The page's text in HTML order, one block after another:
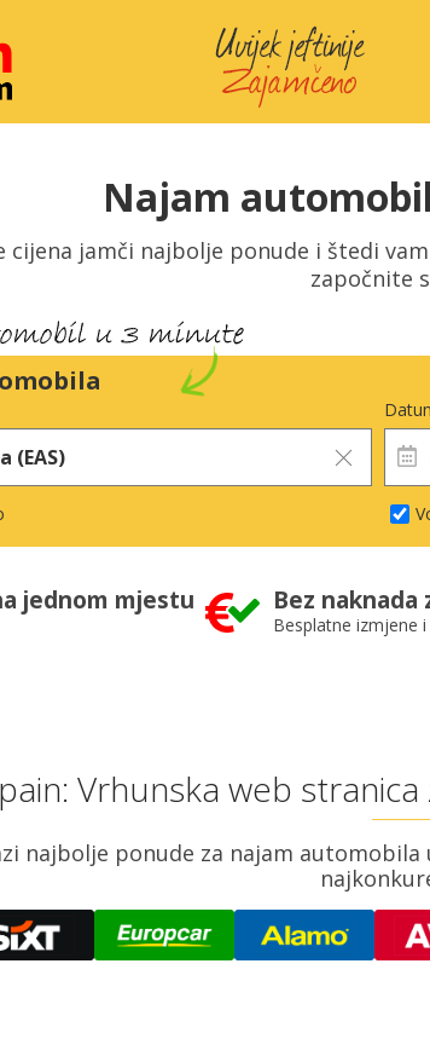
Najam
cijena jamči najbolje ponude i štedi
započnite
jednom mjestu Bez
Besplatne izmjene
Vrhunska web
najbolje ponude za najam